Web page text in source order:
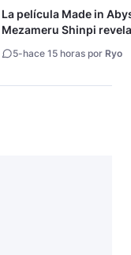
La película Made in
Mezameru Shinpi
5-hace 15 horas por Ryo